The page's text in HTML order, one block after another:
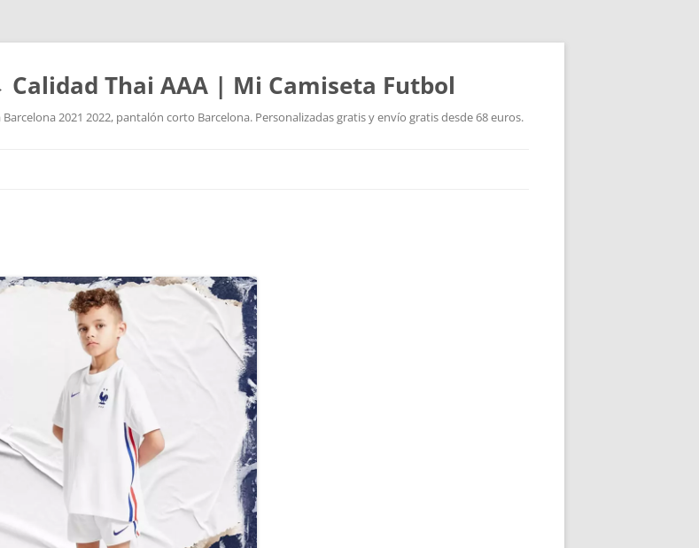
Calidad Thai AAA | Mi Camiseta Futbol
2021 2022, pantalón corto Barcelona. Personalizadas gratis y envío gratis desde 68 euros.